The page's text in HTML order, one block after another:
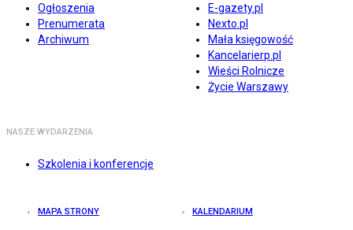
Ogłoszenia
Prenumerata
Archiwum
E-gazety.pl
Nexto.pl
Mała księgowość
Kancelarierp.pl
Wieści Rolnicze
Życie Warszawy
NASZE WYDARZENIA
Szkolenia i konferencje
MAPA STRONY KALENDARIUM